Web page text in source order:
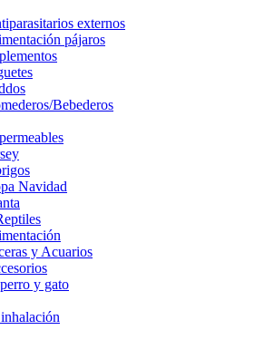
externos
pájaros
Bebederos
Navidad
y Acuarios
y gato